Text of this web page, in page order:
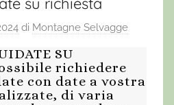
di Montagne Selvagge
SU
richiedere
con date a vostra
di varia